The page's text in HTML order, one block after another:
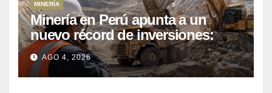
MINERÍA
Minería en Perú apunta a un
nuevo récord de inversiones:
crecen los petitorios y el FMI
insta a destrabar proyectos
AGO 4, 2026